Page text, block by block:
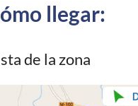
llegar:
de la zona